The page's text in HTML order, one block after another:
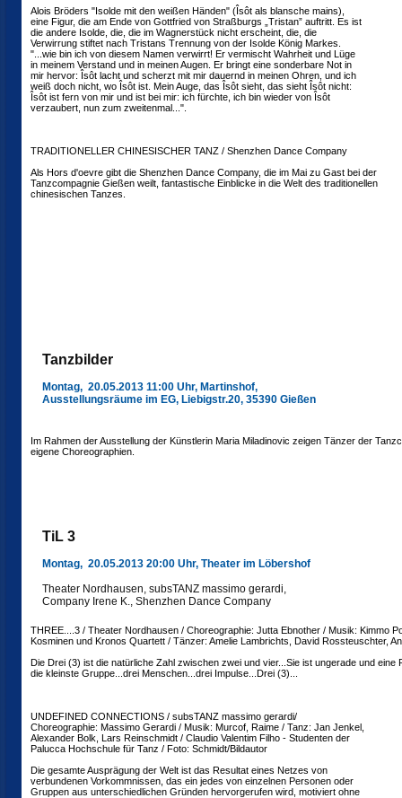
Alois Bröders "Isolde mit den weißen Händen" (Îsôt als blansche mains),
eine Figur, die am Ende von Gottfried von Straßburgs „Tristan” auftritt. Es ist
die andere Isolde, die, die im Wagnerstück nicht erscheint, die, die
Verwirrung stiftet nach Tristans Trennung von der Isolde König Markes.
"...wie bin ich von diesem Namen verwirrt! Er vermischt Wahrheit und Lüge
in meinem Verstand und in meinen Augen. Er bringt eine sonderbare Not in
mir hervor: Îsôt lacht und scherzt mit mir dauernd in meinen Ohren, und ich
weiß doch nicht, wo Îsôt ist. Mein Auge, das Îsôt sieht, das sieht Îsôt nicht:
Îsôt ist fern von mir und ist bei mir: ich fürchte, ich bin wieder von Îsôt
verzaubert, nun zum zweitenmal...".
TRADITIONELLER CHINESISCHER TANZ / Shenzhen Dance Company
Als Hors d'oevre gibt die Shenzhen Dance Company, die im Mai zu Gast bei der
Tanzcompagnie Gießen weilt, fantastische Einblicke in die Welt des traditionellen
chinesischen Tanzes.
Tanzbilder
Montag, 20.05.2013 11:00 Uhr, Martinshof,
Ausstellungsräume im EG, Liebigstr.20, 35390 Gießen
Im Rahmen der Ausstellung der Künstlerin Maria Miladinovic zeigen Tänzer der
eigene Choreographien.
TiL 3
Montag, 20.05.2013 20:00 Uhr, Theater im Löbershof
Theater Nordhausen, subsTANZ massimo gerardi,
Company Irene K., Shenzhen Dance Company
THREE....3 / Theater Nordhausen / Choreographie: Jutta Ebnother / Musik: Kimmo
Kosminen und Kronos Quartett / Tänzer: Amelie Lambrichts, David Rossteuschter,
Die Drei (3) ist die natürliche Zahl zwischen zwei und vier...Sie ist ungerade und eine
die kleinste Gruppe...drei Menschen...drei Impulse...Drei (3)...
UNDEFINED CONNECTIONS / subsTANZ massimo gerardi/
Choreographie: Massimo Gerardi / Musik: Murcof, Raime / Tanz: Jan Jenkel,
Alexander Bolk, Lars Reinschmidt / Claudio Valentim Filho - Studenten der
Palucca Hochschule für Tanz / Foto: Schmidt/Bildautor
Die gesamte Ausprägung der Welt ist das Resultat eines Netzes von
verbundenen Vorkommnissen, das ein jedes von einzelnen Personen oder
Gruppen aus unterschiedlichen Gründen hervorgerufen wird, motiviert ohne